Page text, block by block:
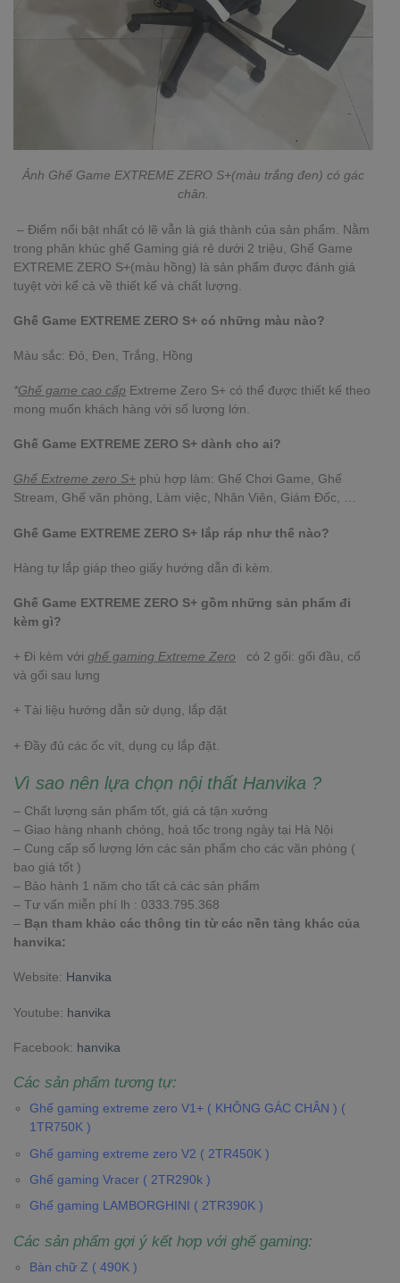
Ảnh Ghế Game EXTREME ZERO S+(màu trắng đen) có gác
chân.
– Điểm nổi bật nhất có lẽ vẫn là giá thành của sản phẩm. Nằm
trong phân khúc ghế Gaming giá rẻ dưới 2 triệu, Ghế Game
EXTREME ZERO S+(màu hồng) là sản phẩm được đánh giá
tuyệt vời kể cả về thiết kế và chất lượng.
Ghế Game EXTREME ZERO S+ có những màu nào?
Màu sắc: Đỏ, Đen, Trắng, Hồng
*Ghế game cao cấp Extreme Zero S+ có thể được thiết kế theo
mong muốn khách hàng với số lượng lớn.
Ghế Game EXTREME ZERO S+ dành cho ai?
Ghế Extreme zero S+ phù hợp làm: Ghế Chơi Game, Ghế
Stream, Ghế văn phòng, Làm việc, Nhân Viên, Giám Đốc, …
Ghế Game EXTREME ZERO S+ lắp ráp như thế nào?
Hàng tự lắp giáp theo giấy hướng dẫn đi kèm.
Ghế Game EXTREME ZERO S+ gồm những sản phẩm đi
kèm gì?
+ Đi kèm với ghế gaming Extreme Zero có 2 gối: gối đầu, cổ
và gối sau lưng
+ Tài liệu hướng dẫn sử dụng, lắp đặt
+ Đầy đủ các ốc vít, dụng cụ lắp đặt.
Vì sao nên lựa chọn nội thất Hanvika ?
– Chất lượng sản phẩm tốt, giá cả tận xưởng
– Giao hàng nhanh chóng, hoả tốc trong ngày tại Hà Nội
– Cung cấp số lượng lớn các sản phẩm cho các văn phòng (
bao giá tốt )
– Bảo hành 1 năm cho tất cả các sản phẩm
– Tư vấn miễn phí lh : 0333.795.368
– Bạn tham khảo các thông tin từ các nền tảng khác của
hanvika:
Website: Hanvika
Youtube: hanvika
Facebook: hanvika
Các sản phẩm tương tự:
Ghế gaming extreme zero V1+ ( KHÔNG GÁC CHÂN ) (
1TR750K )
Ghế gaming extreme zero V2 ( 2TR450K )
Ghế gaming Vracer ( 2TR290k )
Ghế gaming LAMBORGHINI ( 2TR390K )
Các sản phẩm gợi ý kết hợp với ghế gaming:
Bàn chữ Z ( 490K )